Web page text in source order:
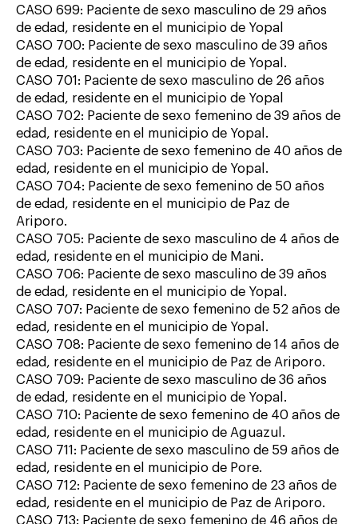
CASO 699: Paciente de sexo masculino de 29 años
de edad, residente en el municipio de Yopal
CASO 700: Paciente de sexo masculino de 39 años
de edad, residente en el municipio de Yopal.
CASO 701: Paciente de sexo masculino de 26 años
de edad, residente en el municipio de Yopal
CASO 702: Paciente de sexo femenino de 39 años de
edad, residente en el municipio de Yopal.
CASO 703: Paciente de sexo femenino de 40 años de
edad, residente en el municipio de Yopal.
CASO 704: Paciente de sexo femenino de 50 años
de edad, residente en el municipio de Paz de
Ariporo.
CASO 705: Paciente de sexo masculino de 4 años de
edad, residente en el municipio de Mani.
CASO 706: Paciente de sexo masculino de 39 años
de edad, residente en el municipio de Yopal.
CASO 707: Paciente de sexo femenino de 52 años de
edad, residente en el municipio de Yopal.
CASO 708: Paciente de sexo femenino de 14 años de
edad, residente en el municipio de Paz de Ariporo.
CASO 709: Paciente de sexo masculino de 36 años
de edad, residente en el municipio de Yopal.
CASO 710: Paciente de sexo femenino de 40 años de
edad, residente en el municipio de Aguazul.
CASO 711: Paciente de sexo masculino de 59 años de
edad, residente en el municipio de Pore.
CASO 712: Paciente de sexo femenino de 23 años de
edad, residente en el municipio de Paz de Ariporo.
CASO 713: Paciente de sexo femenino de 46 años de